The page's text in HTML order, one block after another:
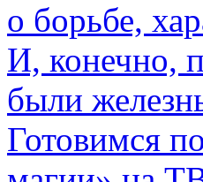
о борьбе,
И, конечно,
были
Готовимся